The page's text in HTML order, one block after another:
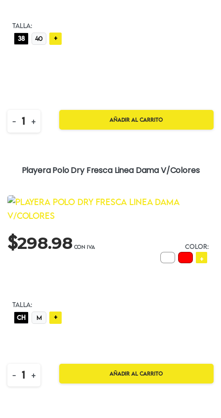
TALLA:
38
40 +
Quantity
- + Añadir al carrito
Playera Polo Dry Fresca Linea Dama V/Colores
$298.98
COLOR:
+
TALLA:
CH
M +
Quantity
- + Añadir al carrito